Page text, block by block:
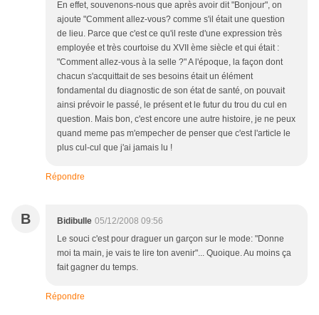
En effet, souvenons-nous que après avoir dit "Bonjour", on
ajoute "Comment allez-vous? comme s'il était une question
de lieu. Parce que c'est ce qu'il reste d'une expression très
employée et très courtoise du XVII ème siècle et qui était :
"Comment allez-vous à la selle ?" A l'époque, la façon dont
chacun s'acquittait de ses besoins était un élément
fondamental du diagnostic de son état de santé, on pouvait
ainsi prévoir le passé, le présent et le futur du trou du cul en
question. Mais bon, c'est encore une autre histoire, je ne peux
quand meme pas m'empecher de penser que c'est l'article le
plus cul-cul que j'ai jamais lu !
Répondre
B Bidibulle 05/12/2008 09:56
Le souci c'est pour draguer un garçon sur le mode: "Donne
moi ta main, je vais te lire ton avenir"... Quoique. Au moins ça
fait gagner du temps.
Répondre